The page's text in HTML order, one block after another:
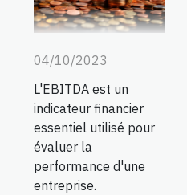
04/10/2023
L'EBITDA est un
indicateur financier
essentiel utilisé pour
évaluer la
performance d'une
entreprise.